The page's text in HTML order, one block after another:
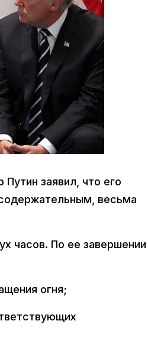
заявил, что его
весьма
часов. По ее завершении
огня;